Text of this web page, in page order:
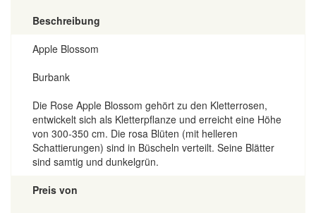
Beschreibung
Apple Blossom
Burbank
Die Rose Apple Blossom gehört zu den Kletterrosen,
entwickelt sich als Kletterpflanze und erreicht eine Höhe
von 300-350 cm. Die rosa Blüten (mit helleren
Schattierungen) sind in Büscheln verteilt. Seine Blätter
sind samtig und dunkelgrün.
Preis von